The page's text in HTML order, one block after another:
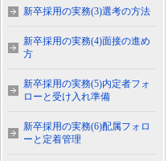
新卒採用の実務(3)選考の方法
新卒採用の実務(4)面接の進め
方
新卒採用の実務(5)内定者フォ
ローと受け入れ準備
新卒採用の実務(6)配属フォロ
ーと定着管理